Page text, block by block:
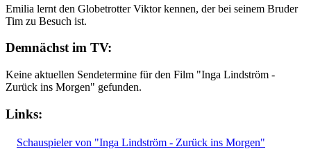
Emilia lernt den Globetrotter Viktor kennen, der bei seinem Bruder
Tim zu Besuch ist.
Demnächst im TV:
Keine aktuellen Sendetermine für den Film "Inga Lindström -
Zurück ins Morgen" gefunden.
Links:
Schauspieler von "Inga Lindström - Zurück ins Morgen"